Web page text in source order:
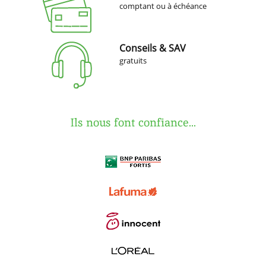
comptant ou à échéance
Conseils & SAV
gratuits
Ils nous font confiance...